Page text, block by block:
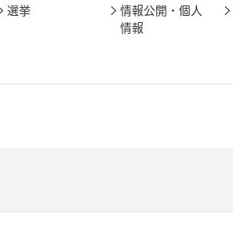
選挙
情報公開・個人
情報